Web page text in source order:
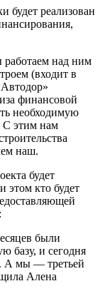
будет реализован
над ним
(входит в
финансовой
необходимую
С этим нам
наш.
будет
этом кто будет
были
базу, и сегодня
А мы — третьей
Алена